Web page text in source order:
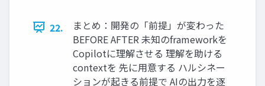
22.
まとめ：開発の「前提」が変わった
BEFORE AFTER 未知のframeworkを
Copilotに理解させる 理解を助ける
contextを 先に用意する ハルシネー
ションが起きる前提で AIの出力を逐